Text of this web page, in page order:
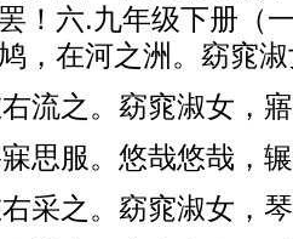
！六.九年级下册（
，在河之洲。窈窕
流之。窈窕淑女，
思服。悠哉悠哉，
采之。窈窕淑女，